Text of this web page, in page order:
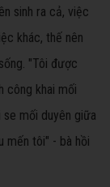
sinh ra cả, việc
khác, thế nên
"Tôi được
công khai mối
se mối duyên giữa
mến tôi" - bà hồi